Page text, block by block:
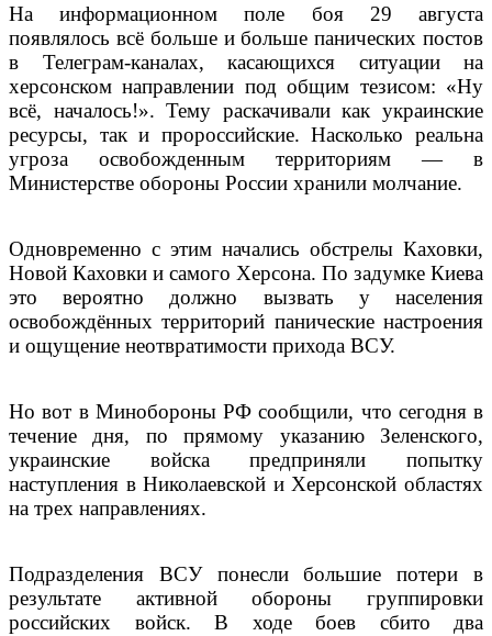
На информационном поле боя 29 августа
появлялось всё больше и больше панических постов
в Телеграм-каналах, касающихся ситуации на
херсонском направлении под общим тезисом: «Ну
всё, началось!». Тему раскачивали как украинские
ресурсы, так и пророссийские. Насколько реальна
угроза освобожденным территориям — в
Министерстве обороны России хранили молчание.
Одновременно с этим начались обстрелы Каховки,
Новой Каховки и самого Херсона. По задумке Киева
это вероятно должно вызвать у населения
освобождённых территорий панические настроения
и ощущение неотвратимости прихода ВСУ.
Но вот в Минобороны РФ сообщили, что сегодня в
течение дня, по прямому указанию Зеленского,
украинские войска предприняли попытку
наступления в Николаевской и Херсонской областях
на трех направлениях.
Подразделения ВСУ понесли большие потери в
результате активной обороны группировки
российских войск. В ходе боев сбито два